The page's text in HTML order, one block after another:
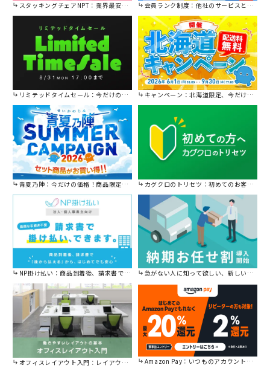
スタッキングチェアNPT：業界最安値に挑戦！ 会員ランク制度：他社のサービスと比較してください。
リミテッドタイムセール：今だけの限定セール。 キャンペーン：北海道限定、今だけ送料無料！
青夏乃陣：今だけの価格！商品限定セール開催中です。 カグクロのトリセツ：初めてのお客様はこちら。
NP掛け払い：商品到着後、請求書で後から払えます。 急がない人に知って欲しい、新しい割引を始めました。
オフィスレイアウト入門：レイアウトの基本をご紹介。 Amazon Pay：いつものアカウントで簡単に決済可能。